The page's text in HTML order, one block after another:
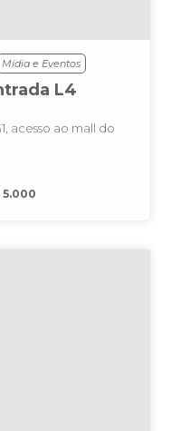
Mídia e Eventos
L4
acesso ao mall do
5.000